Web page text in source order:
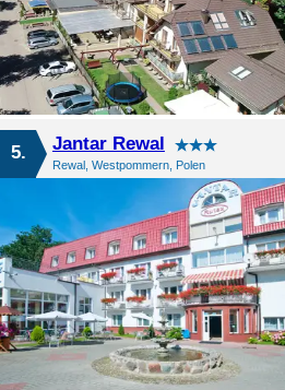
5. Jantar Rewal
Rewal, Westpommern, Polen